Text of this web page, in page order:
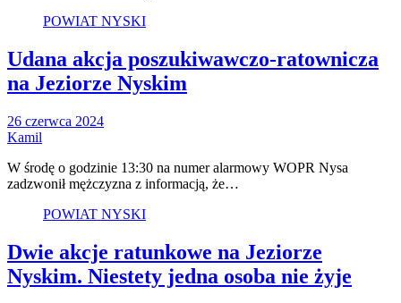
POWIAT NYSKI
Udana akcja poszukiwawczo-ratownicza
na Jeziorze Nyskim
26 czerwca 2024
Kamil
W środę o godzinie 13:30 na numer alarmowy WOPR Nysa
zadzwonił mężczyzna z informacją, że…
POWIAT NYSKI
Dwie akcje ratunkowe na Jeziorze
Nyskim. Niestety jedna osoba nie żyje